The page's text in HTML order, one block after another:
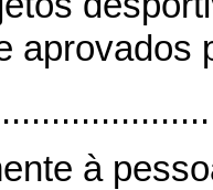
aprovados
à